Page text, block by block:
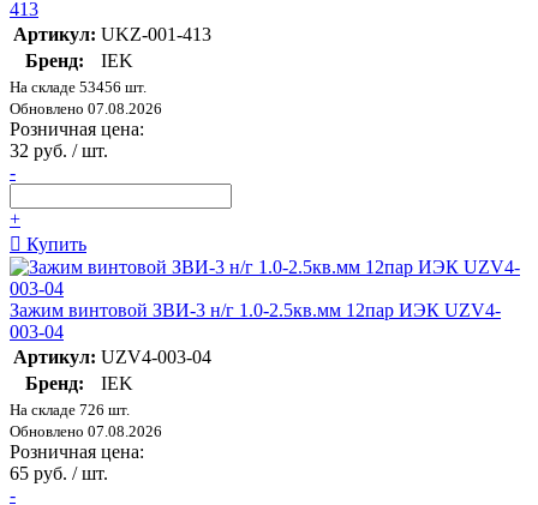
413
Артикул: UKZ-001-413
Бренд:
IEK
На складе 53456 шт.
Обновлено 07.08.2026
Розничная цена:
32 руб. / шт.
-
+
Купить
Зажим винтовой ЗВИ-3 н/г 1.0-2.5кв.мм 12пар ИЭК UZV4-
003-04
Артикул: UZV4-003-04
Бренд:
IEK
На складе 726 шт.
Обновлено 07.08.2026
Розничная цена:
65 руб. / шт.
-